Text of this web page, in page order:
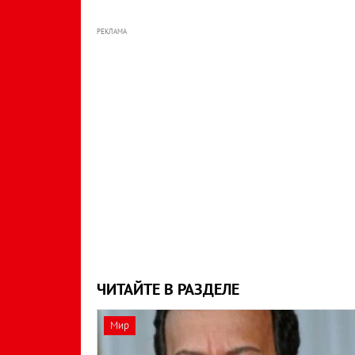
РЕКЛАМА
ЧИТАЙТЕ В РАЗДЕЛЕ
Мир